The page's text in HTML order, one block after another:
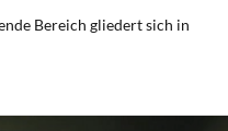
Bereich gliedert sich in